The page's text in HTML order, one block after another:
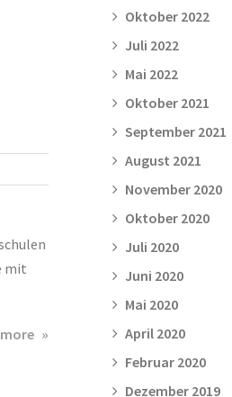
steigt
Skaten
mit
about
Oktober 2022
Juli 2022
Mai 2022
Oktober 2021
September 2021
August 2021
November 2020
Oktober 2020
Juli 2020
Juni 2020
Mai 2020
April 2020
Februar 2020
Dezember 2019